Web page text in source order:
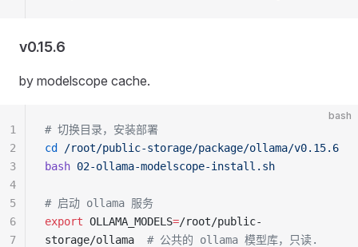
v0.15.6
by modelscope cache.
bash
# 切换目录，安装部署
cd
/root/public-storage/package/ollama/v0.15.6
bash 02-ollama-modelscope-install.sh
# 启动 ollama 服务
export OLLAMA_MODELS=/root/public-
storage/ollama # 公共的 ollama 模型库，只读.
1
2
3
4
5
6
7